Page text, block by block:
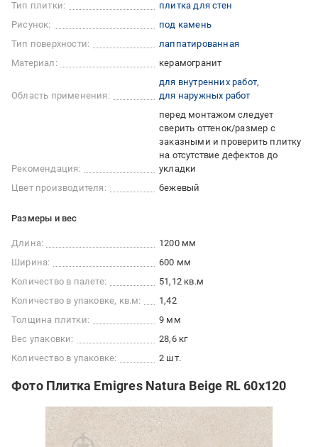
Тип плитки:
плитка для стен
Рисунок:
под камень
Тип поверхности:
лаппатированная
Материал:
керамогранит
Область применения:
для внутренних работ
для наружных работ
Рекомендация:
перед монтажом следует
сверить оттенок/размер с
заказными и проверить плитку
на отсутствие дефектов до
укладки
Цвет производителя:
бежевый
Размеры и вес
Длина:
1200 мм
Ширина:
600 мм
Количество в палете:
51,12 кв.м
Количество в упаковке, кв.м:
1,42
Толщина плитки:
9 мм
Вес упаковки:
28,6 кг
Количество в упаковке:
2 шт.
Фото Плитка Emigres Natura Beige RL 60x120